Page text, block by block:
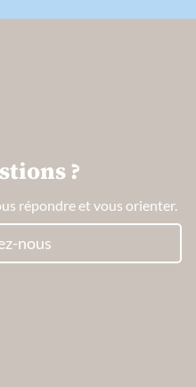
?
répondre et vous orienter.
nous